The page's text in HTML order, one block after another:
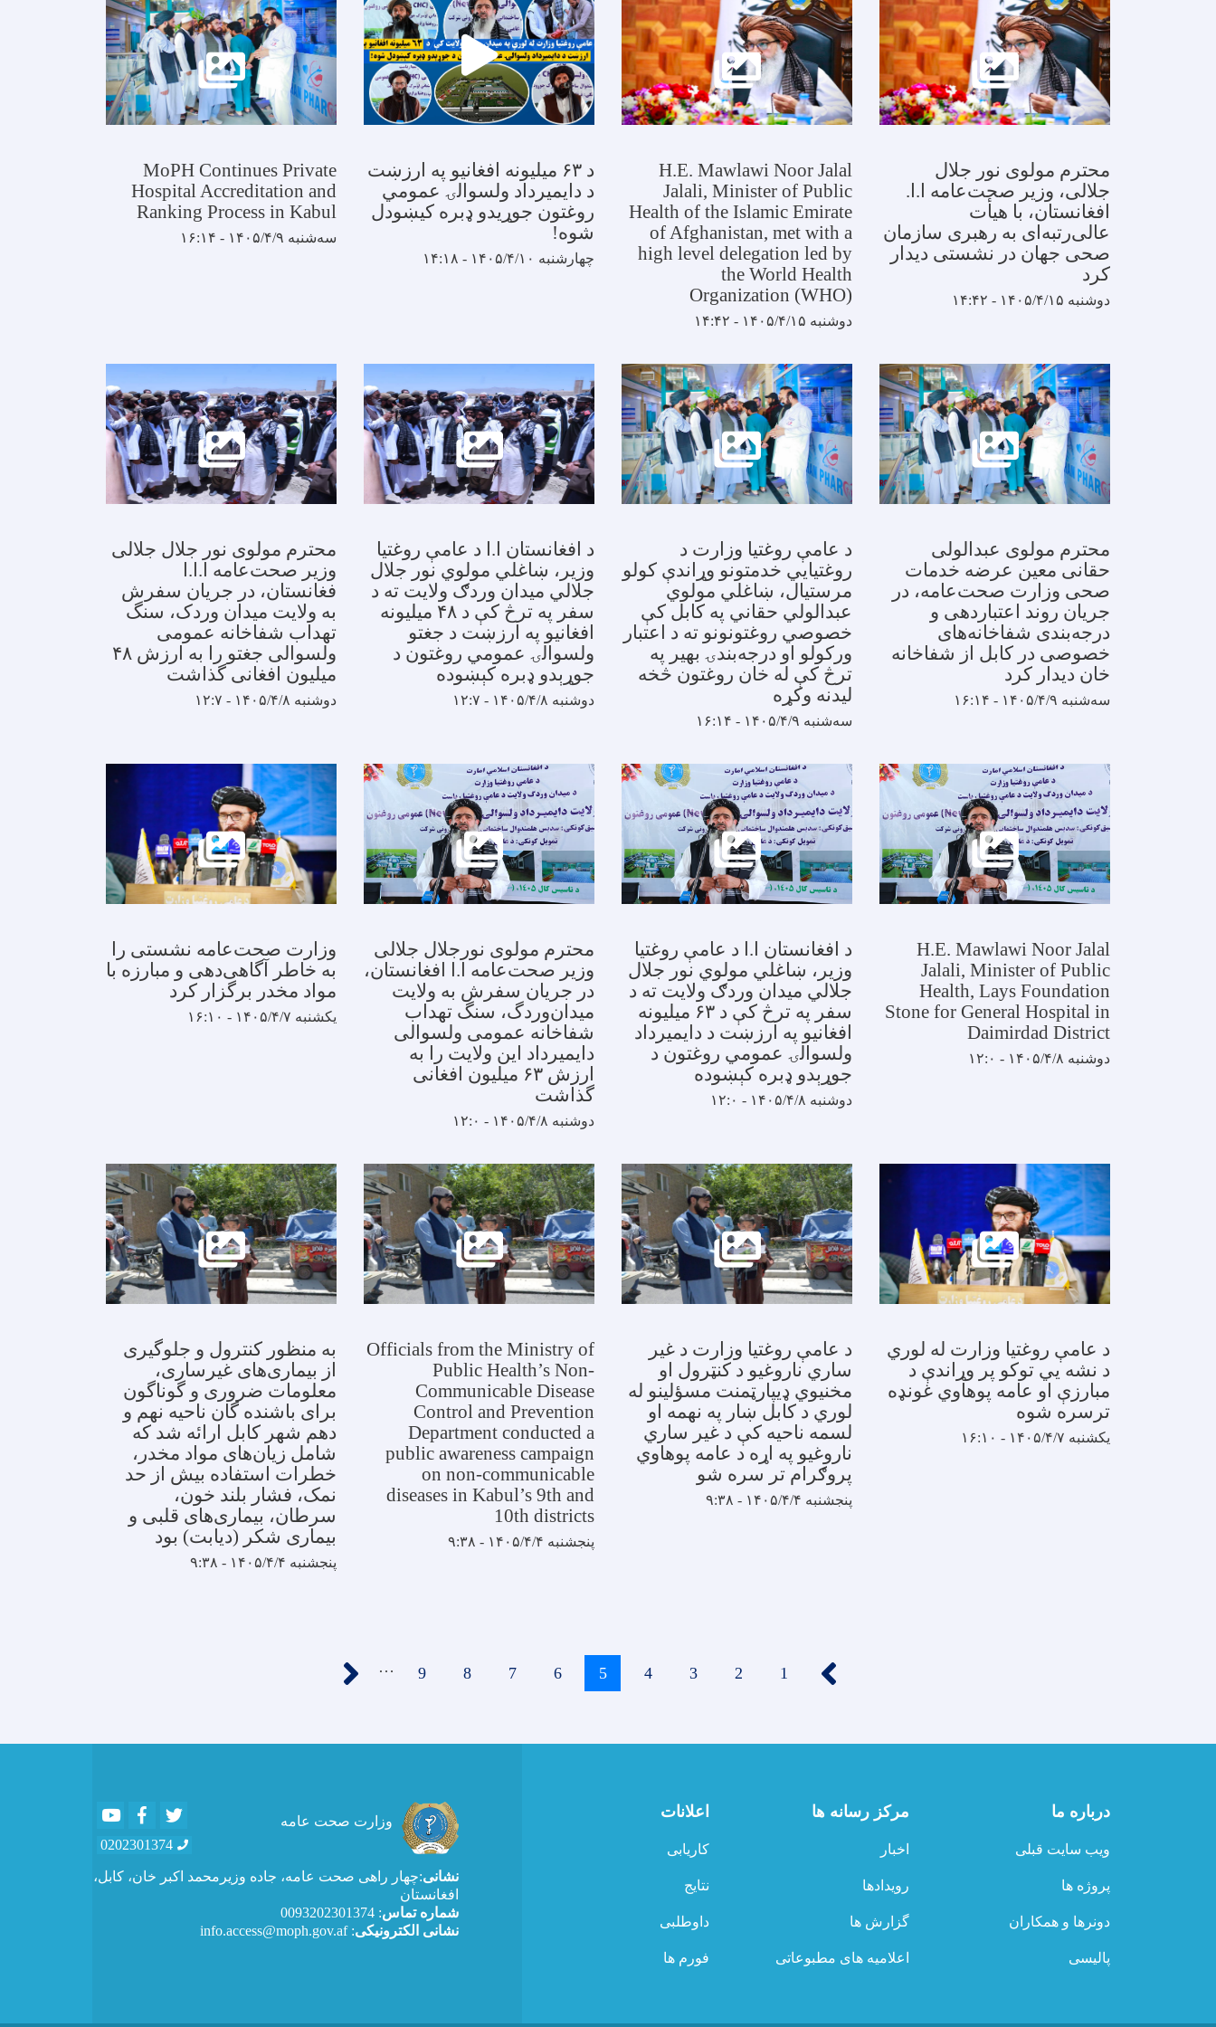
محترم مولوی نور جلال
جلالی، وزیر صحت‌عامه ا.ا.
افغانستان، با هیأت
عالی‌رتبه‌ای به رهبری سازمان
صحی جهان در نشستی دیدار
کرد
دوشنبه ۱۴۰۵/۴/۱۵ - ۱۴:۴۲
H.E. Mawlawi Noor Jalal
Jalali, Minister of Public
Health of the Islamic Emirate
of Afghanistan, met with a
high level delegation led by
the World Health
Organization (WHO)
دوشنبه ۱۴۰۵/۴/۱۵ - ۱۴:۴۲
د ۶۳ میلیونه افغانیو په ارزښت
د دایمیرداد ولسوالۍ عمومي
روغتون جوړیدو ډبره کیښودل
شوه!
چهارشنبه ۱۴۰۵/۴/۱۰ - ۱۴:۱۸
MoPH Continues Private
Hospital Accreditation and
Ranking Process in Kabul
سه‌شنبه ۱۴۰۵/۴/۹ - ۱۶:۱۴
محترم مولوی عبدالولی
حقانی معین عرضه خدمات
صحی وزارت صحت‌عامه، در
جریان روند اعتباردهی و
درجه‌بندی شفاخانه‌های
خصوصی در کابل از شفاخانه
خان دیدار کرد
سه‌شنبه ۱۴۰۵/۴/۹ - ۱۶:۱۴
د عامې روغتیا وزارت د
روغتيايي خدمتونو وړاندې کولو
مرستيال، ښاغلي مولوي
عبدالولي حقاني په کابل کې
خصوصي روغتونونو ته د اعتبار
ورکولو او درجه‌بندۍ بهیر په
ترڅ کې له خان روغتون څخه
لیدنه وکړه
سه‌شنبه ۱۴۰۵/۴/۹ - ۱۶:۱۴
د افغانستان ا.ا د عامې روغتیا
وزیر، ښاغلي مولوي نور جلال
جلالي میدان وردګ ولایت ته د
سفر په ترڅ کې د ۴۸ میلیونه
افغانیو په ارزښت د جغتو
ولسوالۍ عمومي روغتون د
جوړېدو ډبره کېښوده
دوشنبه ۱۴۰۵/۴/۸ - ۱۲:۷
محترم مولوی نور جلال جلالی
وزیر صحت‌عامه ا.ا.ا
فغانستان، در جریان سفرش
به ولایت میدان وردک، سنگ
تهداب شفاخانه عمومی
ولسوالی جغتو را به ارزش ۴۸
میلیون افغانی گذاشت
دوشنبه ۱۴۰۵/۴/۸ - ۱۲:۷
H.E. Mawlawi Noor Jalal
Jalali, Minister of Public
Health, Lays Foundation
Stone for General Hospital in
Daimirdad District
دوشنبه ۱۴۰۵/۴/۸ - ۱۲:۰
د افغانستان ا.ا د عامې روغتیا
وزیر، ښاغلي مولوي نور جلال
جلالي میدان وردګ ولایت ته د
سفر په ترڅ کې د ۶۳ میلیونه
افغانیو په ارزښت د دایمیرداد
ولسوالۍ عمومي روغتون د
جوړېدو ډبره کېښوده
دوشنبه ۱۴۰۵/۴/۸ - ۱۲:۰
محترم مولوی نورجلال جلالی
وزیر صحت‌عامه ا.ا افغانستان،
در جریان سفرش به ولایت
میدان‌وردگ، سنگ تهداب
شفاخانه عمومی ولسوالی
دایمیرداد این ولایت را به
ارزش ۶۳ میلیون افغانی
گذاشت
دوشنبه ۱۴۰۵/۴/۸ - ۱۲:۰
وزارت صحت‌عامه نشستی را
به خاطر آگاهی‌دهی و مبارزه با
مواد مخدر برگزار کرد
یکشنبه ۱۴۰۵/۴/۷ - ۱۶:۱۰
د عامې روغتیا وزارت له لوري
د نشه یي توکو پر وړاندې د
مبارزې او عامه پوهاوي غونډه
ترسره شوه
یکشنبه ۱۴۰۵/۴/۷ - ۱۶:۱۰
د عامې روغتيا وزارت د غير
ساري ناروغيو د کنټرول او
مخنيوي ډيپارټمنت مسؤلینو له
لوري د کابل ښار په نهمه او
لسمه ناحیه کې د غير ساري
ناروغيو په اړه د عامه پوهاوي
پروګرام تر سره شو
پنجشنبه ۱۴۰۵/۴/۴ - ۹:۳۸
Officials from the Ministry of
Public Health’s Non-
Communicable Disease
Control and Prevention
Department conducted a
public awareness campaign
on non-communicable
diseases in Kabul’s 9th and
10th districts
پنجشنبه ۱۴۰۵/۴/۴ - ۹:۳۸
به منظور کنترول و جلوگیری
از بیماری‌های غیرساری،
معلومات ضروری و گوناگون
برای باشنده گان ناحیه نهم و
دهم شهر کابل ارائه شد که
شامل زیان‌های مواد مخدر،
خطرات استفاده بیش از حد
نمک، فشار بلند خون،
سرطان، بیماری‌های قلبی و
بیماری شکر (دیابت) بود
پنجشنبه ۱۴۰۵/۴/۴ - ۹:۳۸
Page
1
Page
2
Page
3
Page
4
Current
5
Page
6
Page
7
Page
8
Page
9
…
درباره ما
ویب سایت قبلی
پروژه ها
دونرها و همکاران
پالیسی
مرکز رسانه ها
اخبار
رویدادها
گزارش ها
اعلامیه های مطبوعاتی
اعلانات
کاریابی
نتایج
داوطلبی
فورم ها
وزارت صحت عامه
YoutubeFacebook
0202301374
نشانی:چهار راهی صحت عامه، جاده وزیرمحمد اکبر خان، کابل،
افغانستان
شماره تماس: 0093202301374
نشانی الکترونیکی: info.access@moph.gov.af